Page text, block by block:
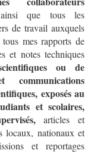
que tous les
de travail auxquels
mes rapports de
et notes techniques
ou de
communications
exposés au
et scolaires,
articles et
locaux, nationaux et
et reportages